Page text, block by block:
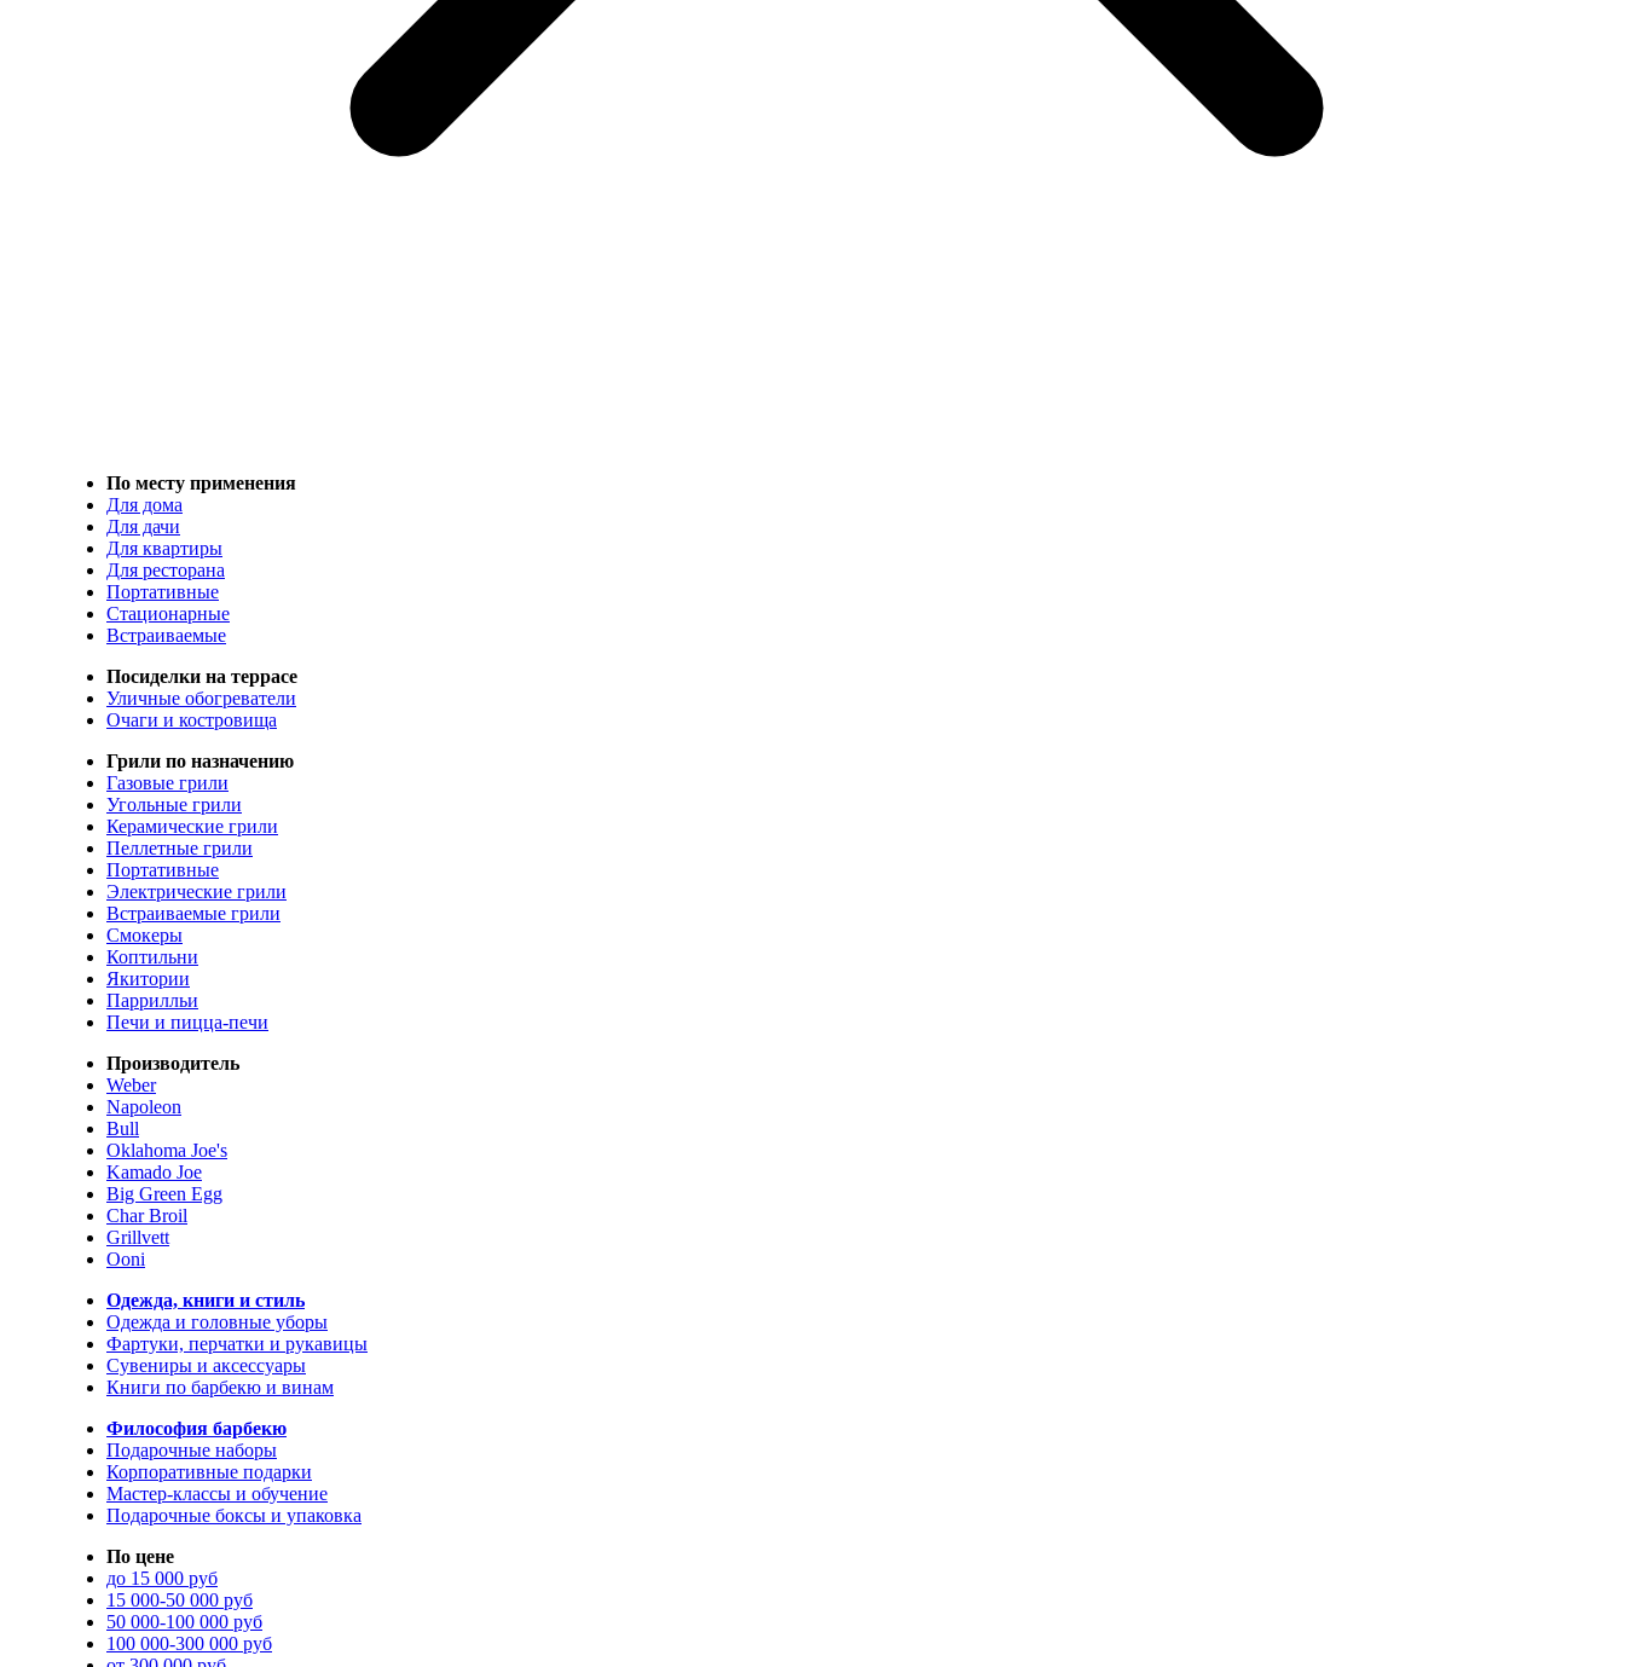
По месту применения
Для дома
Для дачи
Для квартиры
Для ресторана
Портативные
Стационарные
Встраиваемые
Посиделки на террасе
Уличные обогреватели
Очаги и костровища
Грили по назначению
Газовые грили
Угольные грили
Керамические грили
Пеллетные грили
Портативные
Электрические грили
Встраиваемые грили
Смокеры
Коптильни
Якитории
Паррилльи
Печи и пицца-печи
Производитель
Weber
Napoleon
Bull
Oklahoma Joe's
Kamado Joe
Big Green Egg
Char Broil
Grillvett
Ooni
Одежда, книги и стиль
Одежда и головные уборы
Фартуки, перчатки и рукавицы
Сувениры и аксессуары
Книги по барбекю и винам
Философия барбекю
Подарочные наборы
Корпоративные подарки
Мастер-классы и обучение
Подарочные боксы и упаковка
По цене
до 15 000 руб
15 000-50 000 руб
50 000-100 000 руб
100 000-300 000 руб